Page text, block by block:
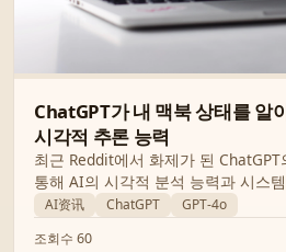
ChatGPT가 내 맥북 상태를 알
시각적 추론 능력
최근 Reddit에서 화제가 된
통해 AI의 시각적 분석 능력과 시스
는지 살펴봅니다. 단순한 대화형 도
로서의 가능성을 확인해 보세요.
AI资讯 ChatGPT
GPT-4o
조회수 60